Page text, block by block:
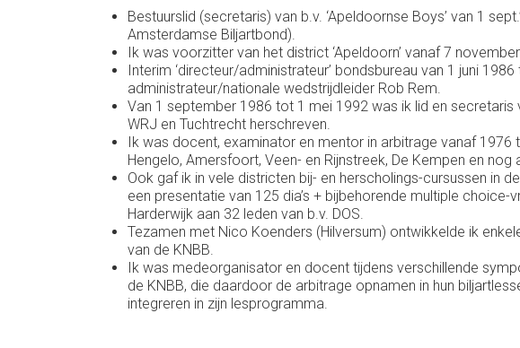
Bestuurslid (secretaris) van b.v. ‘Apeldoornse Boys’ van 1
Amsterdamse Biljartbond).
Ik was voorzitter van het district ‘Apeldoorn’ vanaf 7
Interim ‘directeur/administrateur’ bondsbureau van 1 juni
administrateur/nationale wedstrijdleider Rob Rem.
Van 1 september 1986 tot 1 mei 1992 was ik lid en secretaris
WRJ en Tuchtrecht herschreven.
Ik was docent, examinator en mentor in arbitrage vanaf 1976
Hengelo, Amersfoort, Veen- en Rijnstreek, De Kempen en
Ook gaf ik in vele districten bij- en herscholings-cursussen in
een presentatie van 125 dia’s + bijbehorende multiple
Harderwijk aan 32 leden van b.v. DOS.
Tezamen met Nico Koenders (Hilversum) ontwikkelde ik
van de KNBB.
Ik was medeorganisator en docent tijdens verschillende
de KNBB, die daardoor de arbitrage opnamen in hun
integreren in zijn lesprogramma.